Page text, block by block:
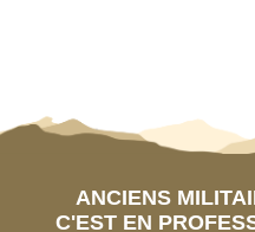
ANCIENS
C'EST EN